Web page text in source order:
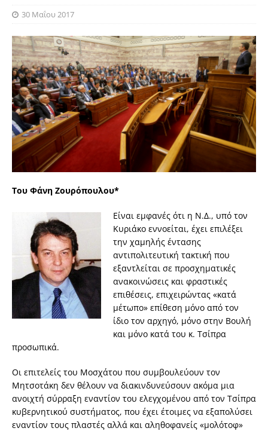
30 Μαΐου 2017
Του Φάνη Ζουρόπουλου*
Είναι εμφανές ότι η Ν.Δ., υπό τον
Κυριάκο εννοείται, έχει επιλέξει
την χαμηλής έντασης
αντιπολιτευτική τακτική που
εξαντλείται σε προσχηματικές
ανακοινώσεις και φραστικές
επιθέσεις, επιχειρώντας «κατά
μέτωπο» επίθεση μόνο από τον
ίδιο τον αρχηγό, μόνο στην Βουλή
και μόνο κατά του κ. Τσίπρα
προσωπικά.
Οι επιτελείς του Μοσχάτου που συμβουλεύουν τον
Μητσοτάκη δεν θέλουν να διακινδυνεύσουν ακόμα μια
ανοιχτή σύρραξη εναντίον του ελεγχομένου από τον Τσίπρα
κυβερνητικού συστήματος, που έχει έτοιμες να εξαπολύσει
εναντίον τους πλαστές αλλά και αληθοφανείς «μολότοφ»